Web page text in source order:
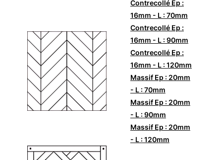
Contrecollé Ep :
16mm - L : 70mm
Contrecollé Ep :
16mm - L : 90mm
Contrecollé Ep :
16mm - L : 120mm
Massif Ep : 20mm
- L : 70mm
Massif Ep : 20mm
- L : 90mm
Massif Ep : 20mm
- L : 120mm